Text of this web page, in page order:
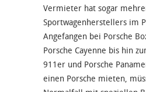
Vermieter hat sogar
Sportwagenherstellers im
Angefangen bei Porsche
Porsche Cayenne bis hin
911er und Porsche
einen Porsche mieten,